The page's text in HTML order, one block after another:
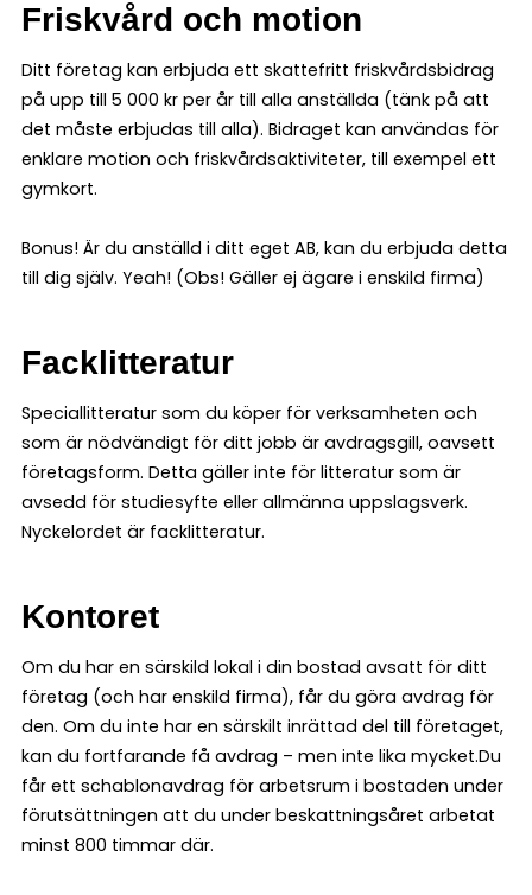
Friskvård och motion
Ditt företag kan erbjuda ett skattefritt friskvårdsbidrag
på upp till 5 000 kr per år till alla anställda (tänk på att
det måste erbjudas till alla). Bidraget kan användas för
enklare motion och friskvårdsaktiviteter, till exempel ett
gymkort.
Bonus! Är du anställd i ditt eget AB, kan du erbjuda detta
till dig själv. Yeah! (Obs! Gäller ej ägare i enskild firma)
Facklitteratur
Speciallitteratur som du köper för verksamheten och
som är nödvändigt för ditt jobb är avdragsgill, oavsett
företagsform. Detta gäller inte för litteratur som är
avsedd för studiesyfte eller allmänna uppslagsverk.
Nyckelordet är facklitteratur.
Kontoret
Om du har en särskild lokal i din bostad avsatt för ditt
företag (och har enskild firma), får du göra avdrag för
den. Om du inte har en särskilt inrättad del till företaget,
kan du fortfarande få avdrag – men inte lika mycket.Du
får ett schablonavdrag för arbetsrum i bostaden under
förutsättningen att du under beskattningsåret arbetat
minst 800 timmar där.